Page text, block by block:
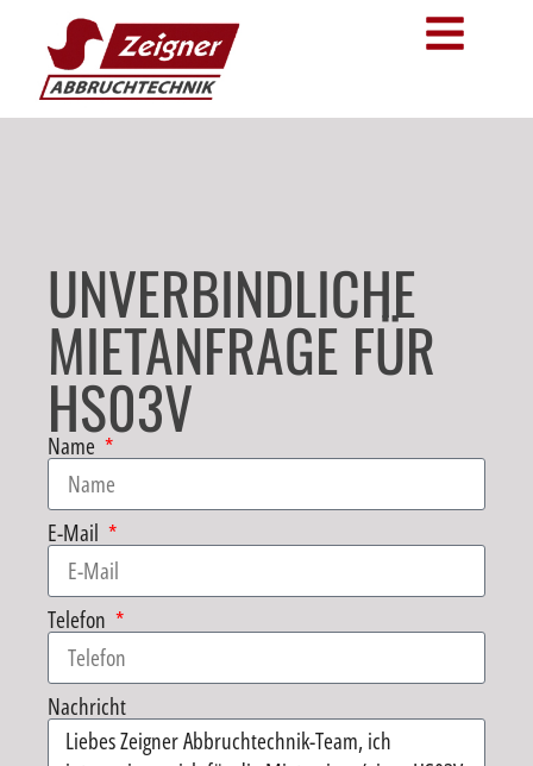
UNVERBINDLICHE
MIETANFRAGE FÜR
HS03V
Name
E-Mail
Telefon
Nachricht